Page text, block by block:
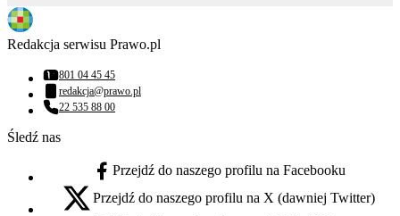
Redakcja serwisu Prawo.pl
Numer telefonu:
801 04 45 45
Adres email:
redakcja@prawo.pl
Numer telefonu:
22 535 88 00
Śledź nas
facebook - otwiera się w nowej karcie
Przejdź do naszego profilu na Facebooku
x - otwiera się w nowej karcie
Przejdź do naszego profilu na X (dawniej Twitter)